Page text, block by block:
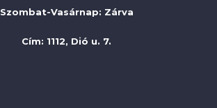
Szombat-Vasárnap: Zárva
Cím: 1112, Dió u. 7.